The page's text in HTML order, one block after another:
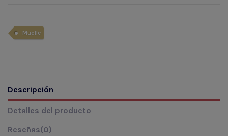
Muelle
Descripción
Detalles del producto
Reseñas(0)